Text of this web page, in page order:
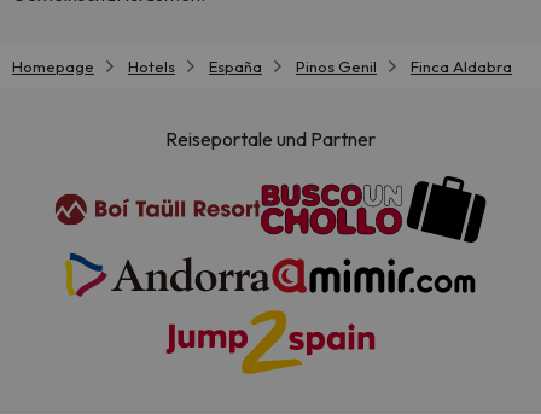
Homepage Hotels España Pinos Genil Finca Aldabra
Reiseportale und Partner